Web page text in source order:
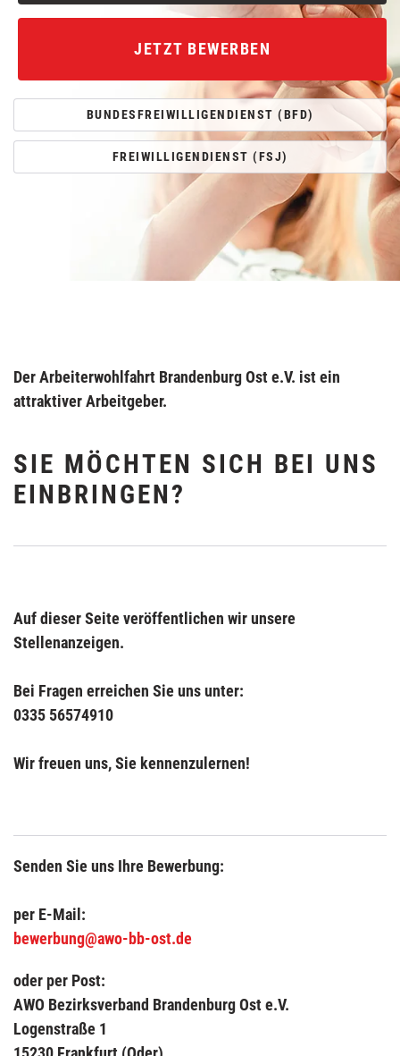
JETZT BEWERBEN
BUNDESFREIWILLIGENDIENST (BFD)
FREIWILLIGENDIENST (FSJ)
Der Arbeiterwohlfahrt Brandenburg Ost e.V. ist ein
attraktiver Arbeitgeber.
SIE MÖCHTEN SICH BEI UNS
EINBRINGEN?
Auf dieser Seite veröffentlichen wir unsere
Stellenanzeigen.
Bei Fragen erreichen Sie uns unter:
0335 56574910
Wir freuen uns, Sie kennenzulernen!
Senden Sie uns Ihre Bewerbung:
per E-Mail:
bewerbung@awo-bb-ost.de
oder per Post:
AWO Bezirksverband Brandenburg Ost e.V.
Logenstraße 1